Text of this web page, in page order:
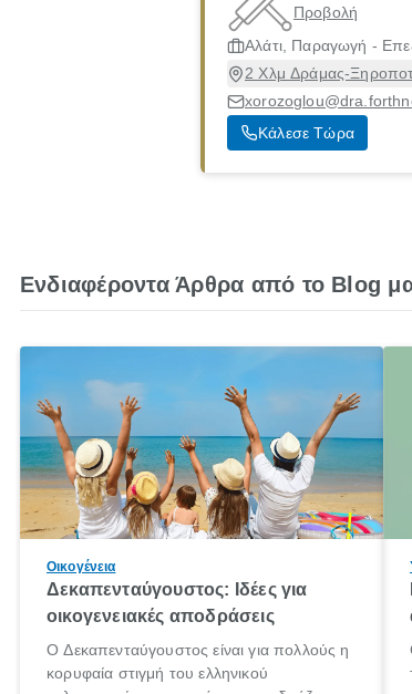
Προβολή
Αλάτι, Παραγωγή -
2 Χλμ Δράμας-
Κάλεσε Τώρα
Ενδιαφέροντα Άρθρα από το Blog
Οικογένεια
Δεκαπενταύγουστος: Ιδέες για
οικογενειακές αποδράσεις
Ο Δεκαπενταύγουστος είναι για πολλούς η
κορυφαία στιγμή του ελληνικού